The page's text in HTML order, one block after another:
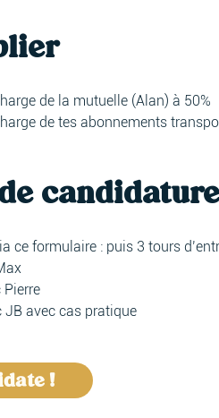
de la mutuelle (Alan) à 50%
de tes abonnements
candidature
ce formulaire : puis 3 tours
JB avec cas pratique
!